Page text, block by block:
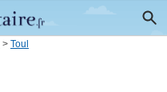
> Toul